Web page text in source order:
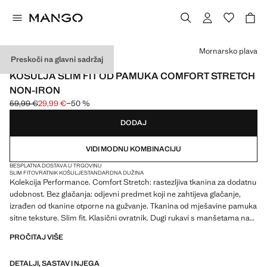
Preskoči na glavni sadržaj
PERFORMANCE
KOŠULJA SLIM FIT OD PAMUKA COMFORT STRETCH
NON-IRON
Početna cijena prekrižena [59,99 € ]
59,99 €
Trenutačna cijena [29,99 € ]
29,99 €−50 %
Odaberite boju
Mornarsko plava
DODAJ
VIDI MODNU KOMBINACIJU
BESPLATNA DOSTAVA U TRGOVINU
SLIM FITOVRATNIK KOŠULJESTANDARDNA DUŽINA
Kolekcija Performance. Comfort Stretch: rastezljiva tkanina za dodatnu
udobnost. Bez glačanja: odjevni predmet koji ne zahtijeva glačanje,
izrađen od tkanine otporne na gužvanje. Tkanina od mješavine pamuka
sitne teksture. Slim fit. Klasični ovratnik. Dugi rukavi s manšetama na
sniženju
PROČITAJ VIŠE
DETALJI, SASTAV I NJEGA